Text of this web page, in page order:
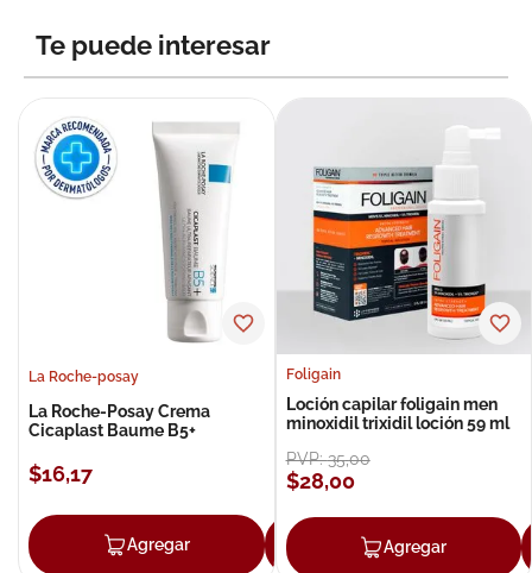
Te puede interesar
La Roche-posay
La Roche-Posay Crema
Cicaplast Baume B5+
$16,17
Agregar Agregar
Foligain
Loción capilar foligain men
minoxidil trixidil loción 59 ml
PVP:35,00
$28,00
Agregar